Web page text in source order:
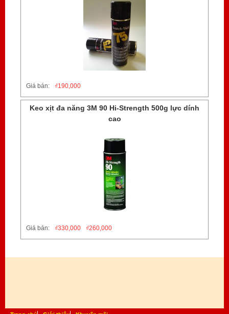
Giá bán: 190,000
₫
Keo xịt đa năng 3M 90 Hi-Strength 500g lực dính
cao
Giá bán: 330,000
₫ 260,000
₫